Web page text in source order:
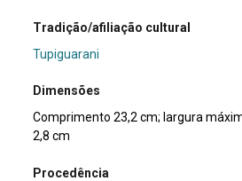
Tradição/afiliação cultural
Tupiguarani
Dimensões
Comprimento 23,2 cm; largura
2,8 cm
Procedência